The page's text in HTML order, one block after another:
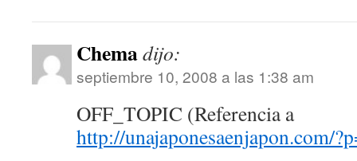
Chemadijo:
septiembre 10, 2008 a las 1:38 am
OFF_TOPIC (Referencia a
http://unajaponesaenjapon.com/